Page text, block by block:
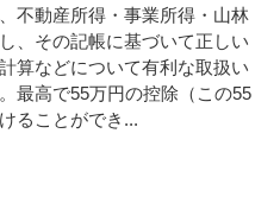
不動産所得・事業所得・山林
、その記帳に基づいて正しい
算などについて有利な取扱い
最高で55万円の控除（この55
ることができ...